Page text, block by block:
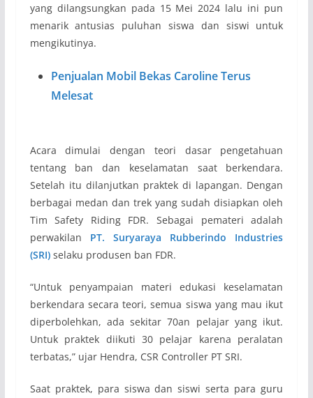
yang dilangsungkan pada 15 Mei 2024 lalu ini pun
menarik antusias puluhan siswa dan siswi untuk
mengikutinya.
Penjualan Mobil Bekas Caroline Terus
Melesat
Acara dimulai dengan teori dasar pengetahuan
tentang ban dan keselamatan saat berkendara.
Setelah itu dilanjutkan praktek di lapangan. Dengan
berbagai medan dan trek yang sudah disiapkan oleh
Tim Safety Riding FDR. Sebagai pemateri adalah
perwakilan PT. Suryaraya Rubberindo Industries
(SRI) selaku produsen ban FDR.
“Untuk penyampaian materi edukasi keselamatan
berkendara secara teori, semua siswa yang mau ikut
diperbolehkan, ada sekitar 70an pelajar yang ikut.
Untuk praktek diikuti 30 pelajar karena peralatan
terbatas,” ujar Hendra, CSR Controller PT SRI.
Saat praktek, para siswa dan siswi serta para guru